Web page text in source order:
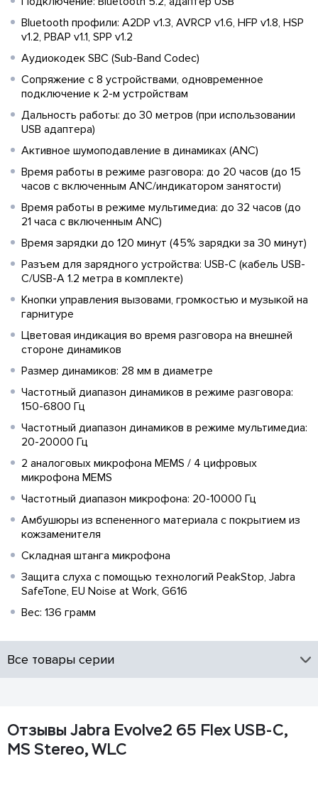
Bluetooth профили: A2DP v1.3, AVRCP v1.6, HFP v1.8, HSP
v1.2, PBAP v1.1, SPP v1.2
Аудиокодек SBC (Sub-Band Codec)
Сопряжение с 8 устройствами, одновременное
подключение к 2-м устройствам
Дальность работы: до 30 метров (при использовании
USB адаптера)
Активное шумоподавление в динамиках (ANC)
Время работы в режиме разговора: до 20 часов (до 15
часов с включенным ANC/индикатором занятости)
Время работы в режиме мультимедиа: до 32 часов (до
21 часа с включенным ANC)
Время зарядки до 120 минут (45% зарядки за 30 минут)
Разъем для зарядного устройства: USB-C (кабель USB-
C/USB-A 1.2 метра в комплекте)
Кнопки управления вызовами, громкостью и музыкой на
гарнитуре
Цветовая индикация во время разговора на внешней
стороне динамиков
Размер динамиков: 28 мм в диаметре
Частотный диапазон динамиков в режиме разговора:
150-6800 Гц
Частотный диапазон динамиков в режиме мультимедиа:
20-20000 Гц
2 аналоговых микрофона MEMS / 4 цифровых
микрофона MEMS
Частотный диапазон микрофона: 20-10000 Гц
Амбушюры из вспененного материала с покрытием из
кожзаменителя
Складная штанга микрофона
Защита слуха с помощью технологий PeakStop, Jabra
SafeTone, EU Noise at Work, G616
Вес: 136 грамм
Все товары серии
Отзывы Jabra Evolve2 65 Flex USB-C,
MS Stereo, WLC